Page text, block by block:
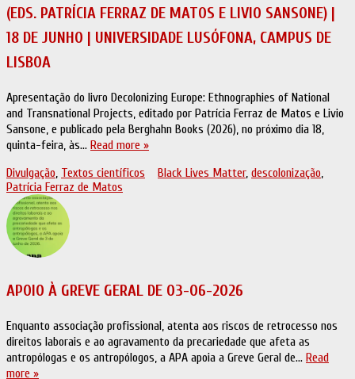
(EDS. PATRÍCIA FERRAZ DE MATOS E LIVIO SANSONE) |
18 DE JUNHO | UNIVERSIDADE LUSÓFONA, CAMPUS DE
LISBOA
Apresentação do livro Decolonizing Europe: Ethnographies of National
and Transnational Projects, editado por Patrícia Ferraz de Matos e Livio
Sansone, e publicado pela Berghahn Books (2026), no próximo dia 18,
quinta-feira, às… Read more »
Divulgação, Textos científicos Black Lives Matter, descolonização,
Patrícia Ferraz de Matos
APOIO À GREVE GERAL DE 03-06-2026
Enquanto associação profissional, atenta aos riscos de retrocesso nos
direitos laborais e ao agravamento da precariedade que afeta as
antropólogas e os antropólogos, a APA apoia a Greve Geral de… Read
more »